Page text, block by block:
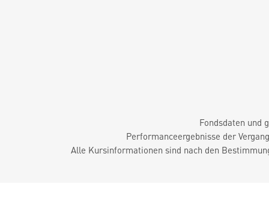
Fondsdaten und
Performanceergebnisse der
Alle Kursinformationen sind nach den